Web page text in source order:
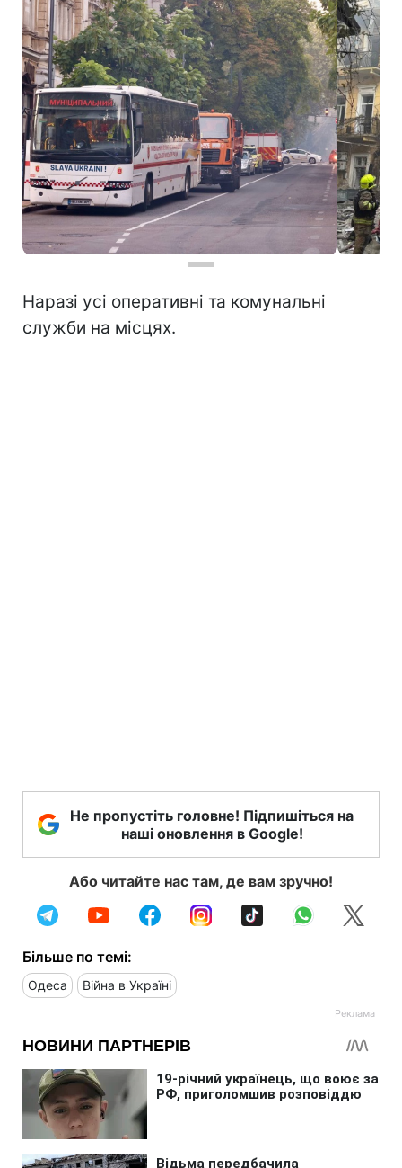
Наразі усі оперативні та комунальні
служби на місцях.
Не пропустіть головне! Підпишіться на
наші оновлення в Google!
Або читайте нас там, де вам зручно!
Більше по темі:
Одеса Війна в Україні